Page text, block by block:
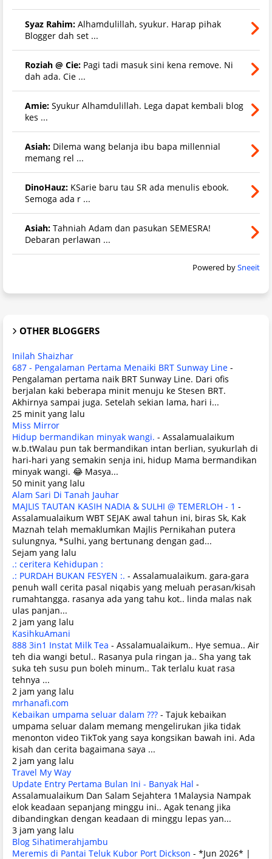
Syaz Rahim: Alhamdulillah, syukur. Harap pihak
Blogger dah set ...
Roziah @ Cie: Pagi tadi masuk sini kena remove. Ni
dah ada. Cie ...
Amie: Syukur Alhamdulillah. Lega dapat kembali blog
kes ...
Asiah: Dilema wang belanja ibu bapa millennial
memang rel ...
DinoHauz: KSarie baru tau SR ada menulis ebook.
Semoga ada r ...
Asiah: Tahniah Adam dan pasukan SEMESRA!
Debaran perlawan ...
Powered bySneeit
OTHER BLOGGERS
Inilah Shaizhar
687 - Pengalaman Pertama Menaiki BRT Sunway Line -
Pengalaman pertama naik BRT Sunway Line. Dari ofis
berjalan kaki beberapa minit menuju ke Stesen BRT.
Akhirnya sampai juga. Setelah sekian lama, hari i...
25 minit yang lalu
Miss Mirror
Hidup bermandikan minyak wangi. - Assalamualaikum
w.b.tWalau pun tak bermandikan intan berlian, syukurlah di
hari-hari yang semakin senja ini, hidup Mama bermandikan
minyak wangi. 😂 Masya...
50 minit yang lalu
Alam Sari Di Tanah Jauhar
MAJLIS TAUTAN KASIH NADIA & SULHI @ TEMERLOH - 1 -
Assalamualaikum WBT SEJAK awal tahun ini, biras Sk, Kak
Maznah telah memaklumkan Majlis Pernikahan putera
sulungnya, *Sulhi, yang bertunang dengan gad...
Sejam yang lalu
.: ceritera Kehidupan :
.: PURDAH BUKAN FESYEN :. - Assalamualaikum. gara-gara
penuh wall cerita pasal niqabis yang meluah perasan/kisah
rumahtangga. rasanya ada yang tahu kot.. linda malas nak
ulas panjan...
2 jam yang lalu
KasihkuAmani
888 3in1 Instat Milk Tea - Assalamualaikum.. Hye semua.. Air
teh dia wangi betul.. Rasanya pula ringan ja.. Sha yang tak
suka teh susu pun boleh minum.. Tak terlalu kuat rasa
tehnya ...
2 jam yang lalu
mrhanafi.com
Kebaikan umpama seluar dalam ??? - Tajuk kebaikan
umpama seluar dalam memang mengelirukan jika tidak
menonton video TikTok yang saya kongsikan bawah ini. Ada
kisah dan cerita bagaimana saya ...
2 jam yang lalu
Travel My Way
Update Entry Pertama Bulan Ini - Banyak Hal -
Assalamualaikum Dan Salam Sejahtera 1Malaysia Nampak
elok keadaan sepanjang minggu ini.. Agak tenang jika
dibandingkan dengan keadaan di minggu lepas yan...
3 jam yang lalu
Blog Sihatimerahjambu
Meremis di Pantai Teluk Kubor Port Dickson - *Jun 2026* |